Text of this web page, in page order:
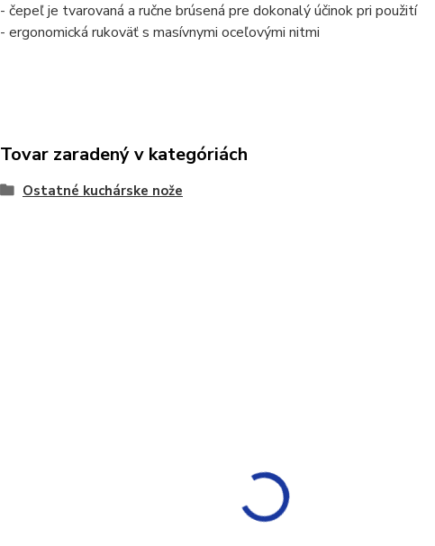
- čepeľ je tvarovaná a ručne brúsená pre dokonalý účinok pri použití
- ergonomická rukoväť s masívnymi oceľovými nitmi
Tovar zaradený v kategóriách
Ostatné kuchárske nože